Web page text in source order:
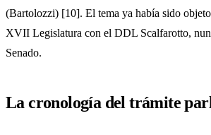
(Bartolozzi) [10]. El tema ya había sido
XVII Legislatura con el DDL Scalfarotto,
Senado.
La cronología del trámite